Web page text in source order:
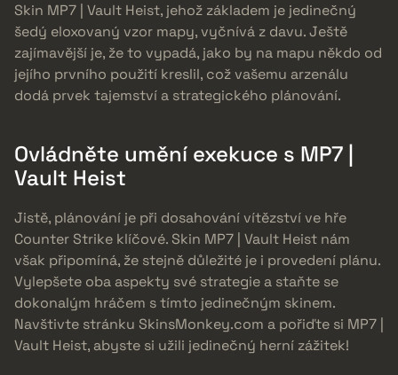
Skin MP7 | Vault Heist, jehož základem je jedinečný
šedý eloxovaný vzor mapy, vyčnívá z davu. Ještě
zajímavější je, že to vypadá, jako by na mapu někdo od
jejího prvního použití kreslil, což vašemu arzenálu
dodá prvek tajemství a strategického plánování.
Ovládněte umění exekuce s MP7 |
Vault Heist
Jistě, plánování je při dosahování vítězství ve hře
Counter Strike klíčové. Skin MP7 | Vault Heist nám
však připomíná, že stejně důležité je i provedení plánu.
Vylepšete oba aspekty své strategie a staňte se
dokonalým hráčem s tímto jedinečným skinem.
Navštivte stránku SkinsMonkey.com a pořiďte si MP7 |
Vault Heist, abyste si užili jedinečný herní zážitek!